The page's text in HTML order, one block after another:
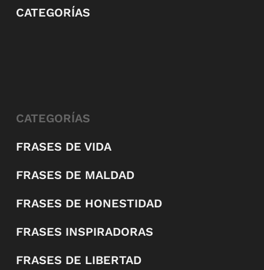
CATEGORÍAS
CATEGORÍAS
FRASES DE VIDA
FRASES DE MALDAD
FRASES DE HONESTIDAD
FRASES INSPIRADORAS
FRASES DE LIBERTAD